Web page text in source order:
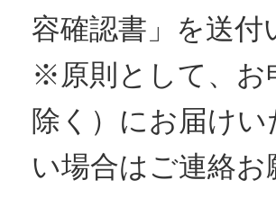
容確認書」を送付
※原則として、お
除く）にお届け
い場合はご連絡